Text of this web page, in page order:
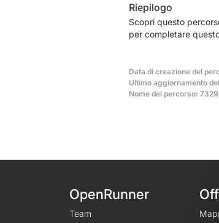
Riepilogo
Scopri questo
per completare
Data di creazione del
Ultimo aggiornamento
Nome del percorso:
OpenRunner
Team